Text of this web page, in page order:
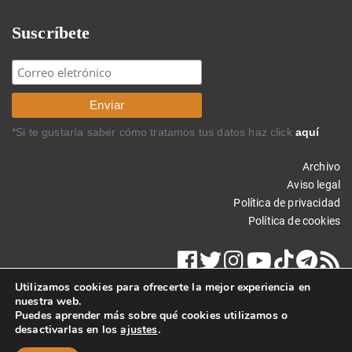
Suscríbete
*Si te gustaría saber cómo tratamos tus datos haz click aquí
Archivo
Aviso legal
Política de privacidad
Política de cookies
Copyright © 2021 Carlos Rodríguez Braun. Todos los derechos
Utilizamos cookies para ofrecerte la mejor experiencia en
nuestra web.
Puedes aprender más sobre qué cookies utilizamos o
desactivarlas en losajustes.